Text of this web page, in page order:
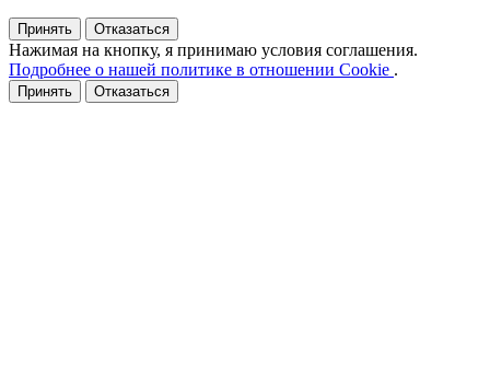
Принять Отказаться
Нажимая на кнопку, я принимаю условия соглашения.
Подробнее о нашей политике в отношении Cookie .
Принять Отказаться